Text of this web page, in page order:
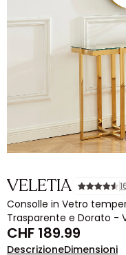
VELETIA
Consolle in Vetro
Trasparente e Dorato -
CHF 189.99
DescrizioneDimensioni